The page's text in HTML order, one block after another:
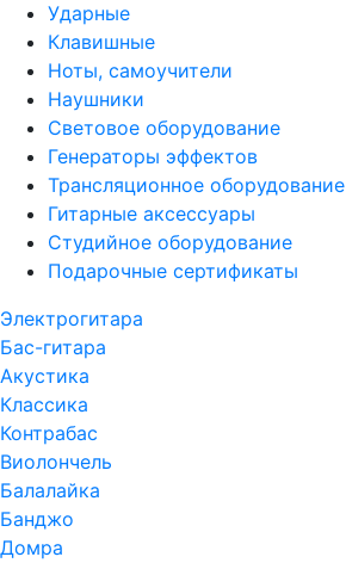
Ударные
Клавишные
Ноты, самоучители
Наушники
Световое оборудование
Генераторы эффектов
Трансляционное оборудование
Гитарные аксессуары
Студийное оборудование
Подарочные сертификаты
Электрогитара
Бас-гитара
Акустика
Классика
Контрабас
Виолончель
Балалайка
Банджо
Домра